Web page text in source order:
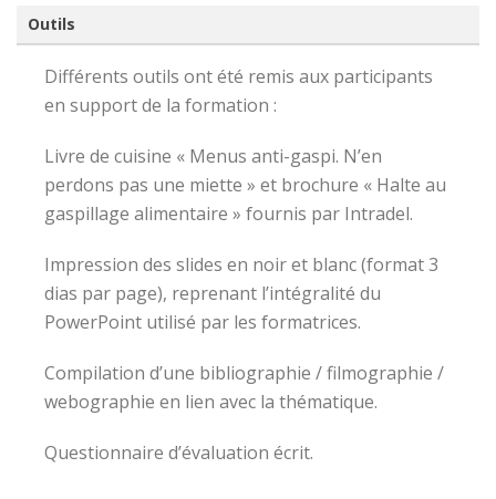
Outils
Différents outils ont été remis aux participants
en support de la formation :
Livre de cuisine « Menus anti-gaspi. N’en
perdons pas une miette » et brochure « Halte au
gaspillage alimentaire » fournis par Intradel.
Impression des slides en noir et blanc (format 3
dias par page), reprenant l’intégralité du
PowerPoint utilisé par les formatrices.
Compilation d’une bibliographie / filmographie /
webographie en lien avec la thématique.
Questionnaire d’évaluation écrit.